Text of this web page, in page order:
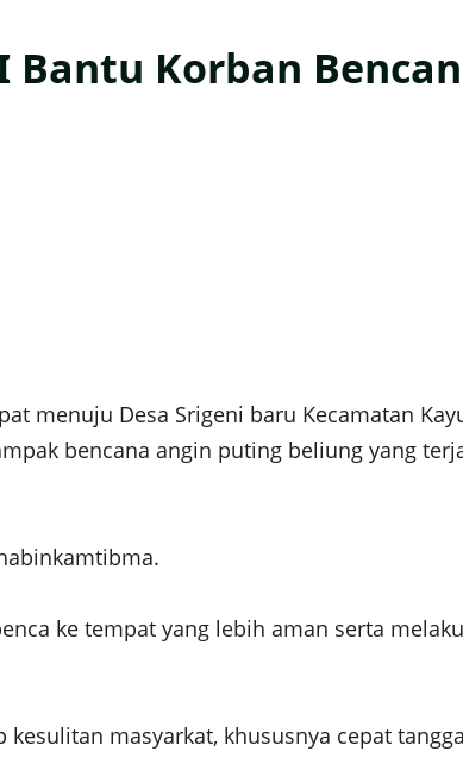
Bantu Korban
menuju Desa Srigeni baru Kecamatan
bencana angin puting beliung yang
ke tempat yang lebih aman serta
masyarkat, khususnya cepat